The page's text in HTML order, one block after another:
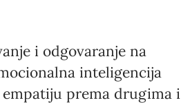
i odgovaranje na
inteligencija
empatiju prema drugima i